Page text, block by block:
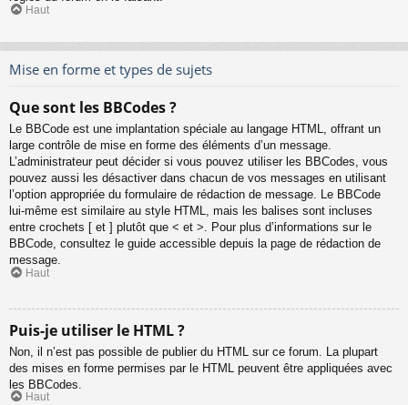
Haut
Mise en forme et types de sujets
Que sont les BBCodes ?
Le BBCode est une implantation spéciale au langage HTML, offrant un
large contrôle de mise en forme des éléments d’un message.
L’administrateur peut décider si vous pouvez utiliser les BBCodes, vous
pouvez aussi les désactiver dans chacun de vos messages en utilisant
l’option appropriée du formulaire de rédaction de message. Le BBCode
lui-même est similaire au style HTML, mais les balises sont incluses
entre crochets [ et ] plutôt que < et >. Pour plus d’informations sur le
BBCode, consultez le guide accessible depuis la page de rédaction de
message.
Haut
Puis-je utiliser le HTML ?
Non, il n’est pas possible de publier du HTML sur ce forum. La plupart
des mises en forme permises par le HTML peuvent être appliquées avec
les BBCodes.
Haut